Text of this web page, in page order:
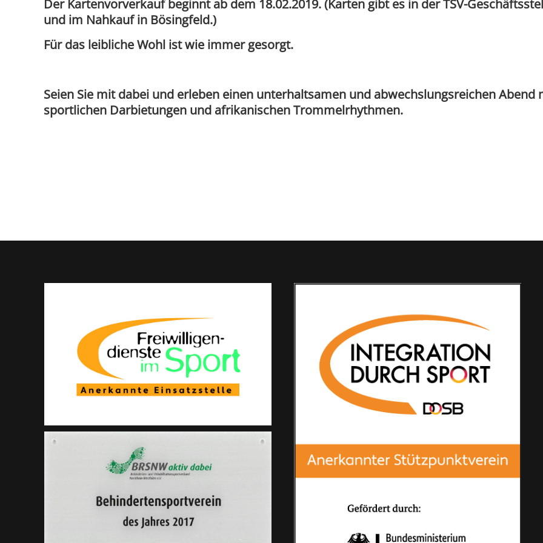
Der Kartenvorverkauf beginnt ab dem 18.02.2019. (Karten gibt es in der TSV-
und im Nahkauf in Bösingfeld.)
Für das leibliche Wohl ist wie immer gesorgt.
Seien Sie mit dabei und erleben einen unterhaltsamen und abwechslungsreichen Abend
sportlichen Darbietungen und afrikanischen Trommelrhythmen.